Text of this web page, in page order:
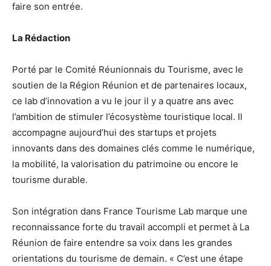
faire son entrée.
La Rédaction
Porté par le Comité Réunionnais du Tourisme, avec le
soutien de la Région Réunion et de partenaires locaux,
ce lab d’innovation a vu le jour il y a quatre ans avec
l’ambition de stimuler l’écosystème touristique local. Il
accompagne aujourd’hui des startups et projets
innovants dans des domaines clés comme le numérique,
la mobilité, la valorisation du patrimoine ou encore le
tourisme durable.
Son intégration dans France Tourisme Lab marque une
reconnaissance forte du travail accompli et permet à La
Réunion de faire entendre sa voix dans les grandes
orientations du tourisme de demain. « C’est une étape